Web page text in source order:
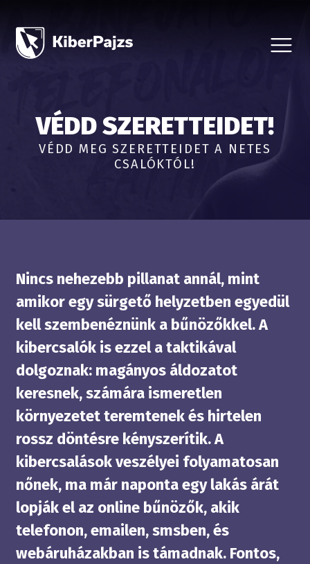
CSALÁSTÍPUSOK
VÉDD SZERETTEIDET
PARTNEREKNEK
VÉDD SZERETTEIDET!
VÉDD MEG SZERETTEIDET A NETES
CSALÓKTÓL!
Nincs nehezebb pillanat annál, mint
amikor egy sürgető helyzetben egyedül
kell szembenéznünk a bűnözőkkel. A
kibercsalók is ezzel a taktikával
dolgoznak: magányos áldozatot
keresnek, számára ismeretlen
környezetet teremtenek és hirtelen
rossz döntésre kényszerítik. A
kibercsalások veszélyei folyamatosan
nőnek, ma már naponta egy lakás árát
lopják el az online bűnözők, akik
telefonon, emailen, smsben, és
webáruházakban is támadnak. Fontos,